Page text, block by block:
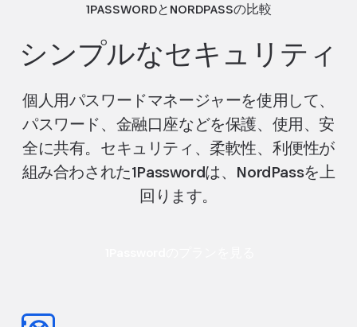
1PASSWORDとNORDPASSの比較
シンプルなセキュリティ
個人用パスワードマネージャーを使用して、
パスワード、金融口座などを保護、使用、安
全に共有。セキュリティ、柔軟性、利便性が
組み合わされた1Passwordは、NordPassを上
回ります。